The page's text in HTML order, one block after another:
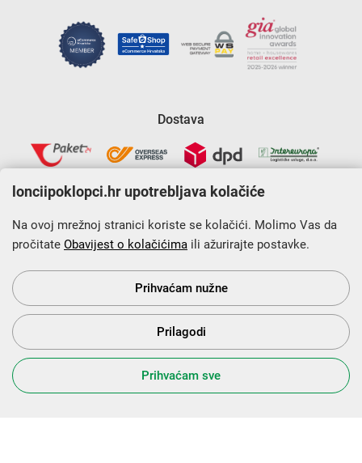
Dostava
Krajnji primatelj financijskog instrumenta sufinanciranog iz
Europskog fonda za regionalni razvoj u sklopu Operativnog
programa „Konkurentnost i kohezija”.
s Vama od 2014. godine!
lonciipoklopci.hr upotrebljava kolačiće
Na ovoj mrežnoj stranici koriste se kolačići. Molimo Vas da
pročitate Obavijest o kolačićima ili ažurirajte postavke.
Prihvaćam nužne
Prilagodi
Prihvaćam sve